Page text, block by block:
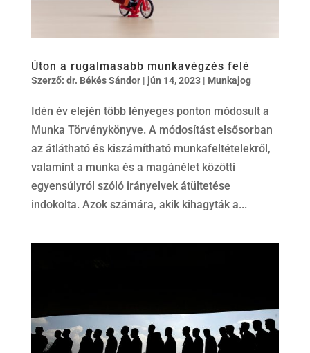
Úton a rugalmasabb munkavégzés felé
Szerző: dr. Békés Sándor| jún 14, 2023| Munkajog
Idén év elején több lényeges ponton módosult a
Munka Törvénykönyve. A módosítást elsősorban
az átlátható és kiszámítható munkafeltételekről,
valamint a munka és a magánélet közötti
egyensúlyról szóló irányelvek átültetése
indokolta. Azok számára, akik kihagyták a...